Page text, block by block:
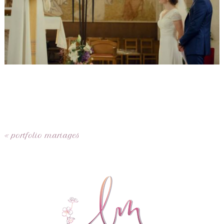
« portfolio mariages